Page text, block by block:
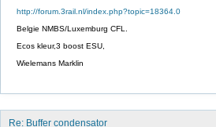
http://forum.3rail.nl/index.php?topic=18364.0
Belgie NMBS/Luxemburg CFL.
Ecos kleur,3 boost ESU,
Wielemans Marklin
Re: Buffer condensator